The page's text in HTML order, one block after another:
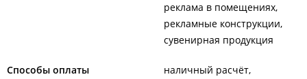
реклама в помещениях
рекламные конструкции
сувенирная продукция
Способы оплаты
наличный расчёт